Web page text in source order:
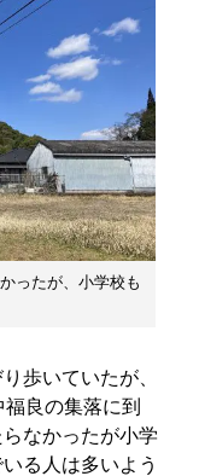
ったが、小学校も
歩いていたが、
良の集落に到
なかったが小学
る人は多いよう